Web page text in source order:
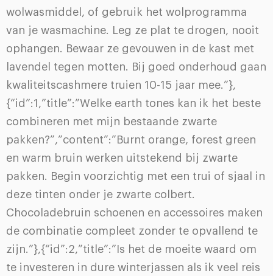
wolwasmiddel, of gebruik het wolprogramma
van je wasmachine. Leg ze plat te drogen, nooit
ophangen. Bewaar ze gevouwen in de kast met
lavendel tegen motten. Bij goed onderhoud gaan
kwaliteitscashmere truien 10-15 jaar mee.”},
{“id”:1,”title”:”Welke earth tones kan ik het beste
combineren met mijn bestaande zwarte
pakken?”,”content”:”Burnt orange, forest green
en warm bruin werken uitstekend bij zwarte
pakken. Begin voorzichtig met een trui of sjaal in
deze tinten onder je zwarte colbert.
Chocoladebruin schoenen en accessoires maken
de combinatie compleet zonder te opvallend te
zijn.”},{“id”:2,”title”:”Is het de moeite waard om
te investeren in dure winterjassen als ik veel reis